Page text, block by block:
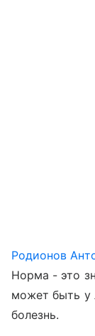
Родионов
Норма - это
может быть у
болезнь.